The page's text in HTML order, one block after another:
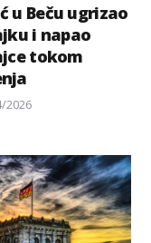
u Beču ugrizao
i napao
tokom
2026